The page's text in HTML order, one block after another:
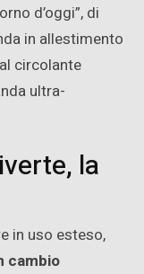
d’oggi”, di
in allestimento
circolante
ultra-
la
in uso esteso,
cambio